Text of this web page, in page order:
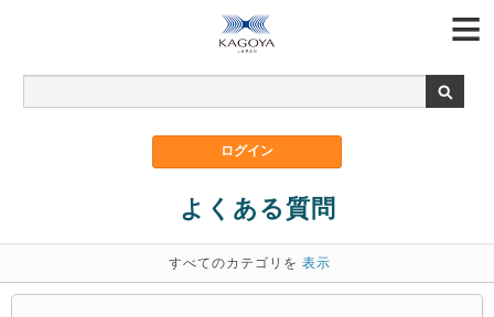
よくある質問
すべてのカテゴリを 表示